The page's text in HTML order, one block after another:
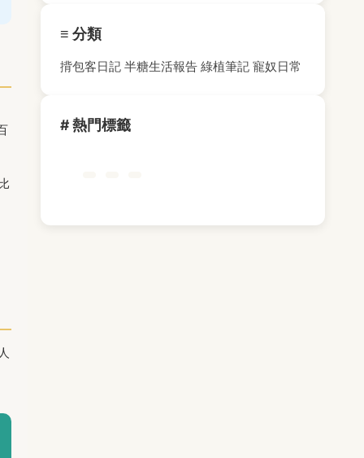
≡ 分類
揹包客日記 半糖生活報告 綠植筆記 寵奴日常
# 熱門標籤